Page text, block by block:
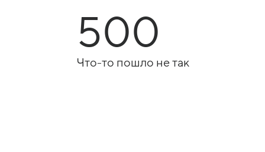
500
Что-то пошло не так